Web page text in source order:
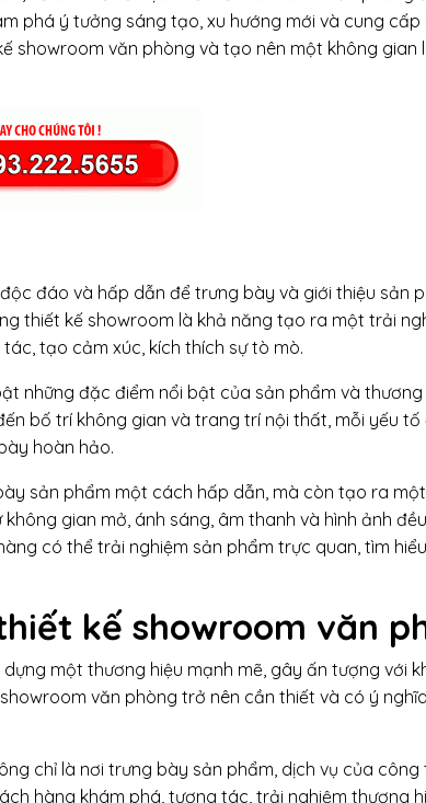
phá ý tưởng sáng tạo, xu hướng mới và cung cấp
showroom văn phòng và tạo nên một không gian
đáo và hấp dẫn để trưng bày và giới thiệu sản
thiết kế showroom là khả năng tạo ra một trải
tạo cảm xúc, kích thích sự tò mò.
những đặc điểm nổi bật của sản phẩm và thương
bố trí không gian và trang trí nội thất, mỗi yếu
hoàn hảo.
sản phẩm một cách hấp dẫn, mà còn tạo ra
gian mở, ánh sáng, âm thanh và hình ảnh
có thể trải nghiệm sản phẩm trực quan, tìm
kế showroom văn
một thương hiệu mạnh mẽ, gây ấn tượng với
văn phòng trở nên cần thiết và có ý
chỉ là nơi trưng bày sản phẩm, dịch vụ của
hàng khám phá, tương tác, trải nghiệm thương